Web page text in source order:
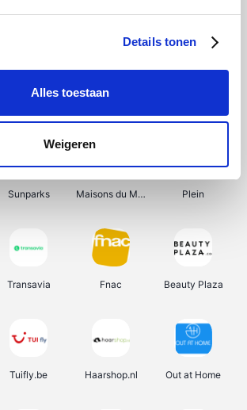
Details tonen
Alles toestaan
Weigeren
Bergfreunde Pazzox Smartwatchbanden
Sunparks Maisons du Monde Plein
Transavia Fnac Beauty Plaza
Tuifly.be Haarshop.nl Out at Home